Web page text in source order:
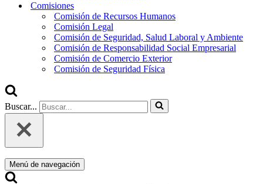
Comisiones
Comisión de Recursos Humanos
Comisión Legal
Comisión de Seguridad, Salud Laboral y Ambiente
Comisión de Responsabilidad Social Empresarial
Comisión de Comercio Exterior
Comisión de Seguridad Física
Buscar...
Menú de navegación